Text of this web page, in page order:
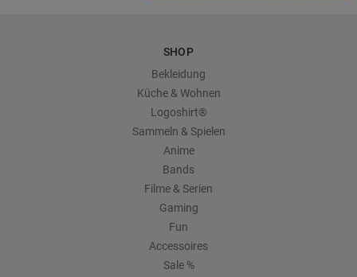
SHOP
Bekleidung
Küche & Wohnen
Logoshirt®
Sammeln & Spielen
Anime
Bands
Filme & Serien
Gaming
Fun
Accessoires
Sale %